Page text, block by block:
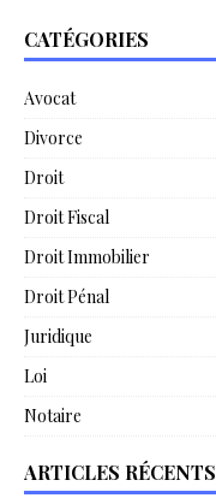
CATÉGORIES
Avocat
Divorce
Droit
Droit Fiscal
Droit Immobilier
Droit Pénal
Juridique
Loi
Notaire
ARTICLES RÉCENTS